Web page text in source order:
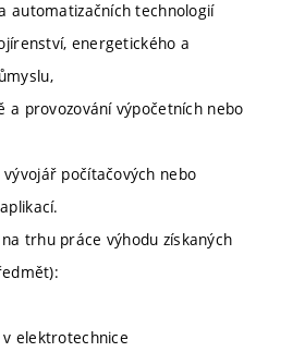
automatizačních technologií
energetického a
a provozování výpočetních nebo
počítačových nebo
trhu práce výhodu získaných
v elektrotechnice